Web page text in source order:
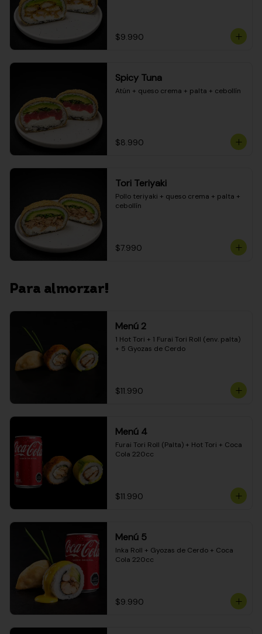
$9.990
Spicy Tuna
Atún + queso crema + palta + cebollín
$8.990
Tori Teriyaki
Pollo teriyaki + queso crema + palta +
cebollín
$7.990
Para almorzar!
Menú 2
1 Hot Tori + 1 Furai Tori Roll (env. palta)
+ 5 Gyozas de Cerdo
$11.990
Menú 4
Furai Tori Roll (Palta) + Hot Tori + Coca
Cola 220cc
$11.990
Menú 5
Inka Roll + Gyozas de Cerdo + Coca
Cola 220cc
$9.990